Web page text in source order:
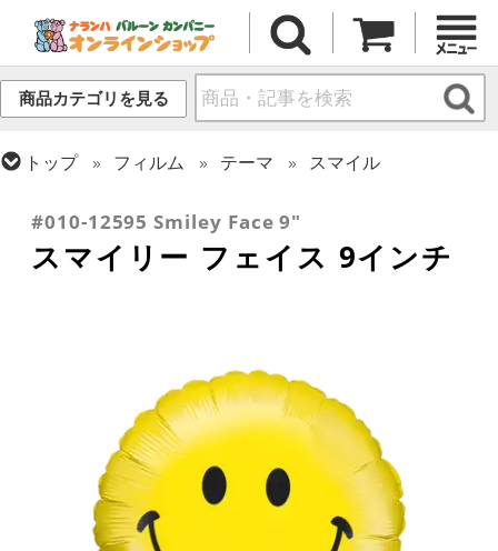
商品カテゴリを見る
トップ フィルム テーマ
スマイル
#010-12595 Smiley Face 9"
スマイリー フェイス 9インチ